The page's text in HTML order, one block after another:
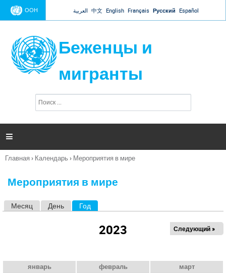
Jump to navigation
ООН العربية 中文 English Français Русский Español
Беженцы и
мигранты
п
и

Вы
Главная › Календарь › Мероприятия в мире
Мероприятия в мире
Месяц День Год
2023 Следующий »
январь февраль март